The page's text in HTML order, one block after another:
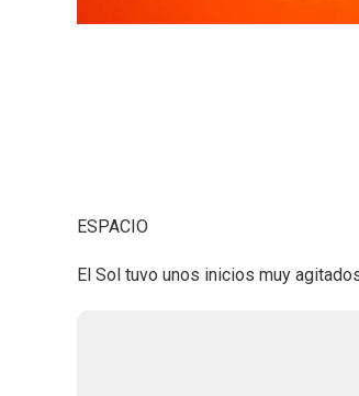
ESPACIO
El Sol tuvo unos inicios muy